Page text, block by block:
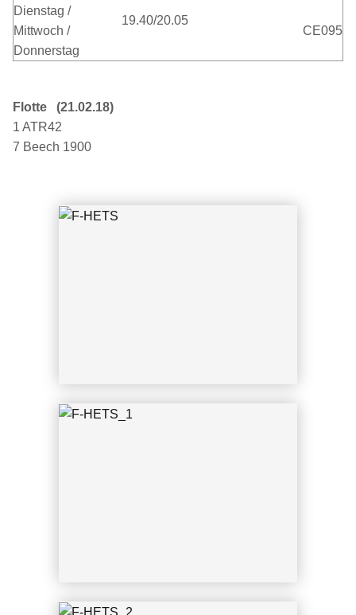
Dienstag /
Mittwoch /
Donnerstag
19.40/20.05
CE095
Flotte (21.02.18)
1 ATR42
7 Beech 1900